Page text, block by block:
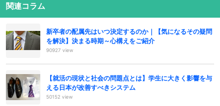
関連コラム
新卒者の配属先はいつ決定するのか｜【気になるその疑問
を解決】決まる時期～心構えをご紹介
90927 view
【就活の現状と社会の問題点とは】学生に大きく影響を与
える日本が改善すべきシステム
50152 view